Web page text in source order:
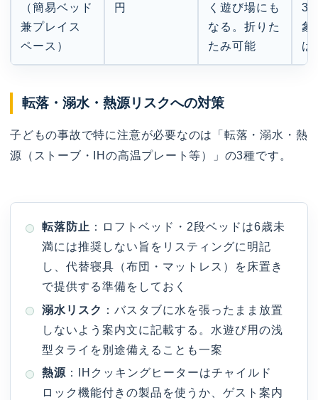
（簡易ベッド
兼プレイス
ペース）
円
く遊び場にも
なる。折りた
たみ可能
3
象
は
転落・溺水・熱源リスクへの対策
子どもの事故で特に注意が必要なのは「転落・溺水・熱
源（ストーブ・IHの高温プレート等）」の3種です。
転落防止 ：ロフトベッド・2段ベッドは6歳未
満には推奨しない旨をリスティングに明記
し、代替寝具（布団・マットレス）を床置き
で提供する準備をしておく
溺水リスク ：バスタブに水を張ったまま放置
しないよう案内文に記載する。水遊び用の浅
型タライを別途備えることも一案
熱源 ：IHクッキングヒーターはチャイルド
ロック機能付きの製品を使うか、ゲスト案内